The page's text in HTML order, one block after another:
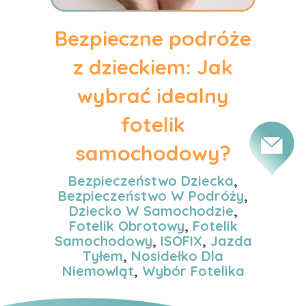
Bezpieczne podróże
z dzieckiem: Jak
wybrać idealny
fotelik
samochodowy?
Bezpieczeństwo Dziecka,
Bezpieczeństwo W Podróży,
Dziecko W Samochodzie,
Fotelik Obrotowy, Fotelik
Samochodowy, ISOFIX, Jazda
Tyłem, Nosidełko Dla
Niemowląt, Wybór Fotelika